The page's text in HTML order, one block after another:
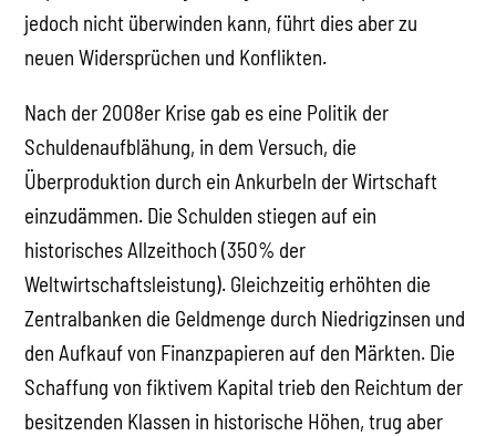
jedoch nicht überwinden kann, führt dies aber zu
neuen Widersprüchen und Konflikten.
Nach der 2008er Krise gab es eine Politik der
Schuldenaufblähung, in dem Versuch, die
Überproduktion durch ein Ankurbeln der Wirtschaft
einzudämmen. Die Schulden stiegen auf ein
historisches Allzeithoch (350% der
Weltwirtschaftsleistung). Gleichzeitig erhöhten die
Zentralbanken die Geldmenge durch Niedrigzinsen und
den Aufkauf von Finanzpapieren auf den Märkten. Die
Schaffung von fiktivem Kapital trieb den Reichtum der
besitzenden Klassen in historische Höhen, trug aber